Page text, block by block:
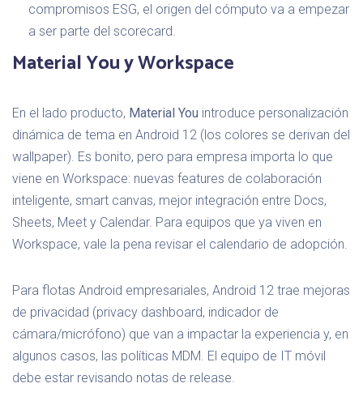
compromisos ESG, el origen del cómputo va a empezar
a ser parte del scorecard.
Material You y Workspace
En el lado producto, Material You introduce personalización
dinámica de tema en Android 12 (los colores se derivan del
wallpaper). Es bonito, pero para empresa importa lo que
viene en Workspace: nuevas features de colaboración
inteligente, smart canvas, mejor integración entre Docs,
Sheets, Meet y Calendar. Para equipos que ya viven en
Workspace, vale la pena revisar el calendario de adopción.
Para flotas Android empresariales, Android 12 trae mejoras
de privacidad (privacy dashboard, indicador de
cámara/micrófono) que van a impactar la experiencia y, en
algunos casos, las políticas MDM. El equipo de IT móvil
debe estar revisando notas de release.